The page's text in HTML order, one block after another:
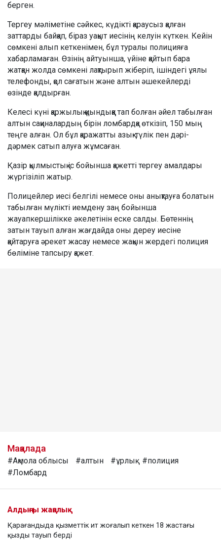
берген.
Тергеу мәліметіне сәйкес, күдікті қараусыз қалған
заттарды байқап, біраз уақыт иесінің келуін күткен. Кейін
сөмкені алып кеткенімен, бұл туралы полицияға
хабарламаған. Өзінің айтуынша, үйіне қайтып бара
жатқан жолда сөмкені лақтырып жіберіп, ішіндегі ұялы
телефонды, қол сағатын және алтын әшекейлерді
өзінде қалдырған.
Келесі күні қаржылық қиындыққа тап болған әйел табылған
алтын сақиналардың бірін ломбардқа өткізіп, 150 мың
теңге алған. Ол бұл қаражатты азық-түлік пен дәрі-
дәрмек сатып алуға жұмсаған.
Қазір қылмыстық іс бойынша қажетті тергеу амалдары
жүргізіліп жатыр.
Полицейлер иесі белгілі немесе оны анықтауға болатын
табылған мүлікті иемдену заң бойынша
жауапкершілікке әкелетінін еске салды. Бөтеннің
затын тауып алған жағдайда оны дереу иесіне
қайтаруға әрекет жасау немесе жақын жердегі полиция
бөліміне тапсыру қажет.
Мақалада
#Ақмола облысы #алтын #ұрлық
#полиция
#Ломбард
Алдыңғы жаңалық
Қарағандыда қызметтік ит жоғалып кеткен 18 жастағы
қызды тауып берді